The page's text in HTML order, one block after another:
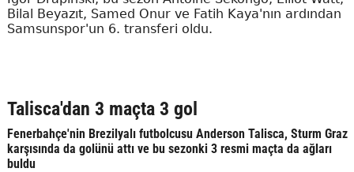
Bilal Beyazıt, Samed Onur ve Fatih Kaya'nın ardından
Samsunspor'un 6. transferi oldu.
Talisca'dan 3 maçta 3 gol
Fenerbahçe'nin Brezilyalı futbolcusu Anderson Talisca, Sturm Graz
karşısında da golünü attı ve bu sezonki 3 resmi maçta da ağları
buldu